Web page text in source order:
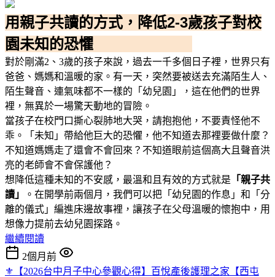
用親子共讀的方式，降低2-3歲孩子對校
園未知的恐懼
對於剛滿2、3歲的孩子來說，過去一千多個日子裡，世界只有
爸爸、媽媽和溫暖的家。有一天，突然要被送去充滿陌生人、
陌生聲音、連氣味都不一樣的「幼兒園」，這在他們的世界
裡，無異於一場驚天動地的冒險。
當孩子在校門口撕心裂肺地大哭，請抱抱他，不要責怪他不
乖。「未知」帶給他巨大的恐懼，他不知道去那裡要做什麼？
不知道媽媽走了還會不會回來？不知道眼前這個高大且聲音洪
亮的老師會不會保護他？
想降低這種未知的不安感，最溫和且有效的方式就是 「親子共
讀」
。在開學前兩個月，我們可以把「幼兒園的作息」和「分
離的儀式」編進床邊故事裡，讓孩子在父母溫暖的懷抱中，用
想像力提前去幼兒園探路。
繼續閱讀
2個月前
⚜︎【2026台中月子中心參觀心得】百悅產後護理之家【西屯